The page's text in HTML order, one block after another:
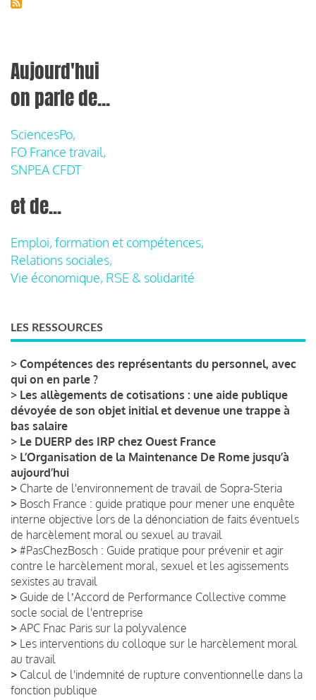
Aujourd'hui
on parle de...
SciencesPo,
FO France travail,
SNPEA CFDT
et de...
Emploi, formation et compétences,
Relations sociales,
Vie économique, RSE & solidarité
LES RESSOURCES
> Compétences des représentants du personnel, avec
qui on en parle ?
> Les allègements de cotisations : une aide publique
dévoyée de son objet initial et devenue une trappe à
bas salaire
> Le DUERP des IRP chez Ouest France
> L’Organisation de la Maintenance De Rome jusqu’à
aujourd’hui
> Charte de l'environnement de travail de Sopra-Steria
> Bosch France : guide pratique pour mener une enquête
interne objective lors de la dénonciation de faits éventuels
de harcèlement moral ou sexuel au travail
> #PasChezBosch : Guide pratique pour prévenir et agir
contre le harcèlement moral, sexuel et les agissements
sexistes au travail
> Guide de lʼAccord de Performance Collective comme
socle social de l'entreprise
> APC Fnac Paris sur la polyvalence
> Les interventions du colloque sur le harcèlement moral
au travail
> Calcul de l'indemnité de rupture conventionnelle dans la
fonction publique